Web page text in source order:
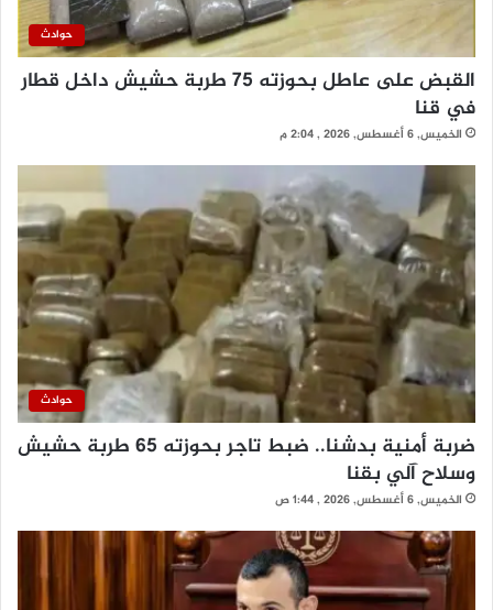
حوادث
القبض على عاطل بحوزته 75 طربة حشيش داخل قطار
في قنا
الخميس, 6 أغسطس, 2026 , 2:04 م
حوادث
ضربة أمنية بدشنا.. ضبط تاجر بحوزته 65 طربة حشيش
وسلاح آلي بقنا
الخميس, 6 أغسطس, 2026 , 1:44 ص